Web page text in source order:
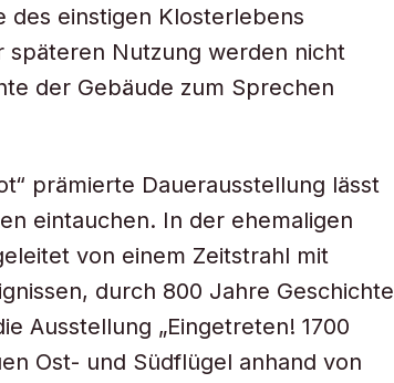
des einstigen Klosterlebens
späteren Nutzung werden nicht
der Gebäude zum Sprechen
prämierte Dauerausstellung lässt
eintauchen. In der ehemaligen
von einem Zeitstrahl mit
durch 800 Jahre Geschichte
Ausstellung „Eingetreten! 1700
Ost- und Südflügel anhand von